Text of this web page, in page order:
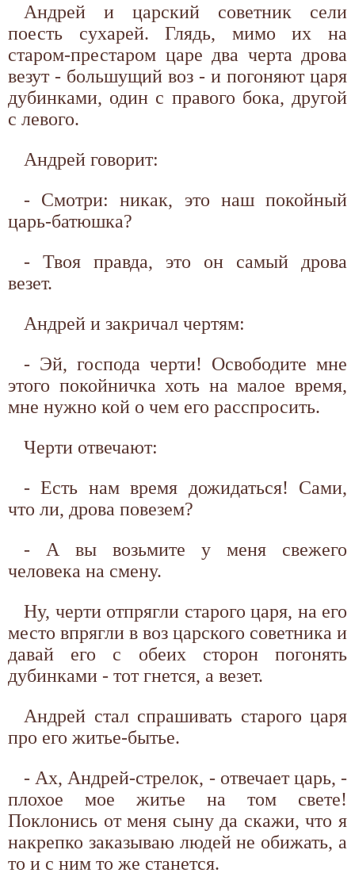
Андрей и царский советник сели
поесть сухарей. Глядь, мимо их на
старом-престаром царе два черта дрова
везут - большущий воз - и погоняют царя
дубинками, один с правого бока, другой
с левого.
Андрей говорит:
- Смотри: никак, это наш покойный
царь-батюшка?
- Твоя правда, это он самый дрова
везет.
Андрей и закричал чертям:
- Эй, господа черти! Освободите мне
этого покойничка хоть на малое время,
мне нужно кой о чем его расспросить.
Черти отвечают:
- Есть нам время дожидаться! Сами,
что ли, дрова повезем?
- А вы возьмите у меня свежего
человека на смену.
Ну, черти отпрягли старого царя, на его
место впрягли в воз царского советника и
давай его с обеих сторон погонять
дубинками - тот гнется, а везет.
Андрей стал спрашивать старого царя
про его житье-бытье.
- Ах, Андрей-стрелок, - отвечает царь, -
плохое мое житье на том свете!
Поклонись от меня сыну да скажи, что я
накрепко заказываю людей не обижать, а
то и с ним то же станется.